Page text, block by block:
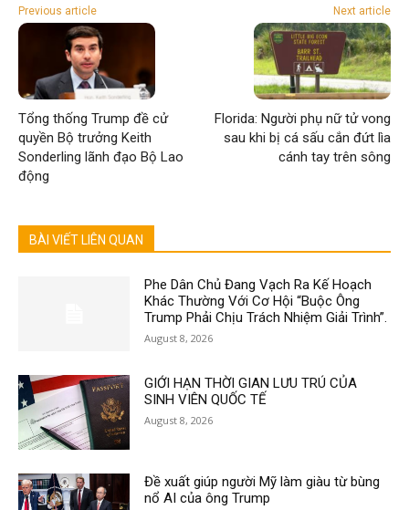
Previous article
Tổng thống Trump đề cử
quyền Bộ trưởng Keith
Sonderling lãnh đạo Bộ Lao
động
Next article
Florida: Người phụ nữ tử vong
sau khi bị cá sấu cắn đứt lìa
cánh tay trên sông
BÀI VIẾT LIÊN QUAN
Phe Dân Chủ Đang Vạch Ra Kế Hoạch
Khác Thường Với Cơ Hội “Buộc Ông
Trump Phải Chịu Trách Nhiệm Giải Trình”.
August 8, 2026
GIỚI HẠN THỜI GIAN LƯU TRÚ CỦA
SINH VIÊN QUỐC TẾ
August 8, 2026
Đề xuất giúp người Mỹ làm giàu từ bùng
nổ AI của ông Trump